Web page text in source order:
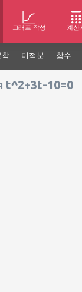
그래프 작성 계산
학 미적분 함수
t^2+3t-10=0